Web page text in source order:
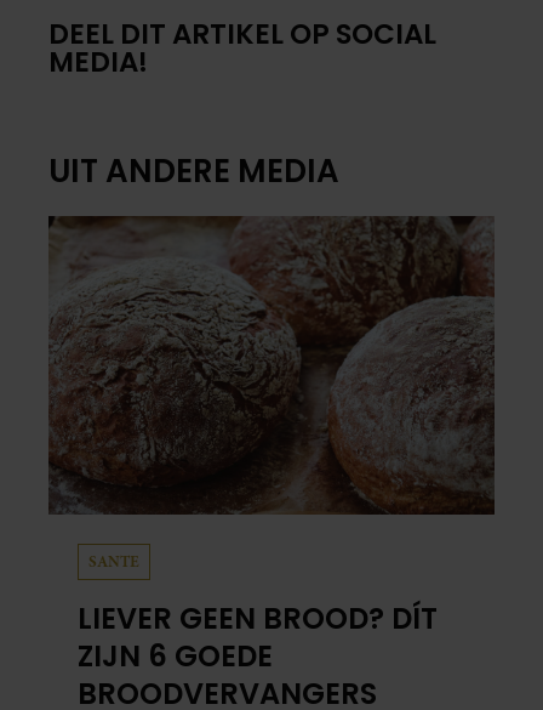
DEEL DIT ARTIKEL OP SOCIAL
MEDIA!
UIT ANDERE MEDIA
SANTE
LIEVER GEEN BROOD? DÍT
ZIJN 6 GOEDE
BROODVERVANGERS